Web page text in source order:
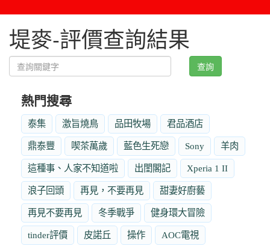
堤麥-評價查詢結果
查詢
熱門搜尋
泰集 激旨燒鳥 品田牧場 君品酒店
鼎泰豐 喫茶萬歲 藍色生死戀 Sony 羊肉
這種事、人家不知道啦 出閨閣記 Xperia 1 II
浪子回頭 再見，不要再見 甜妻好廚藝
再見不要再見 冬季戰爭 健身環大冒險
tinder評價 皮諾丘 操作 AOC電視